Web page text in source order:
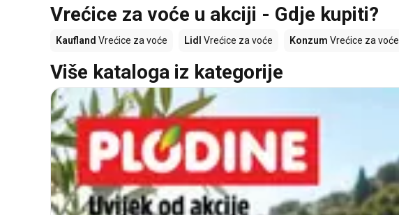
Vrećice za voće u akciji - Gdje kupiti?
Kaufland Vrećice za voće Lidl Vrećice za voće Konzum Vrećice za voće
Više kataloga iz kategorije